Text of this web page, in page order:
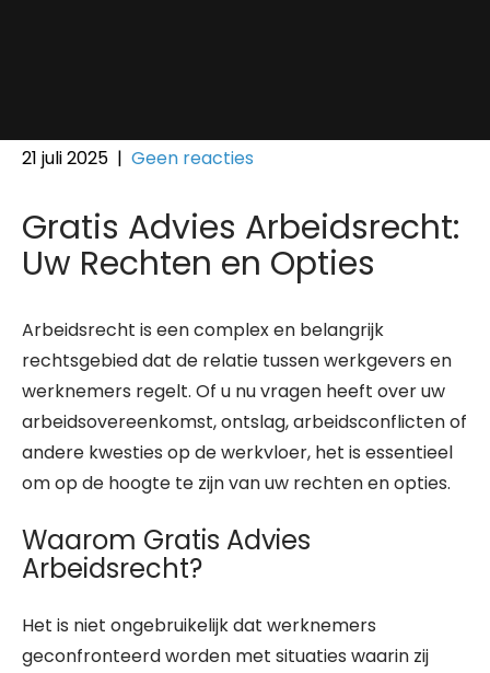
21 juli 2025 | Geen reacties
Gratis Advies Arbeidsrecht:
Uw Rechten en Opties
Arbeidsrecht is een complex en belangrijk
rechtsgebied dat de relatie tussen werkgevers en
werknemers regelt. Of u nu vragen heeft over uw
arbeidsovereenkomst, ontslag, arbeidsconflicten of
andere kwesties op de werkvloer, het is essentieel
om op de hoogte te zijn van uw rechten en opties.
Waarom Gratis Advies
Arbeidsrecht?
Het is niet ongebruikelijk dat werknemers
geconfronteerd worden met situaties waarin zij